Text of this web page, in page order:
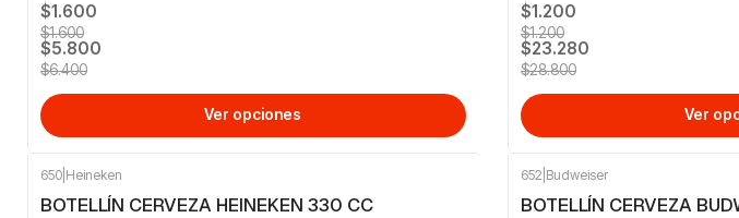
$1.600
$1.600
$5.800
$6.400
Ver opciones
$1.200
$1.200
$23.280
$28.800
Ver
OFF
650 Heineken
BOTELLÍN CERVEZA HEINEKEN 330 CC
OFF
652 Budweiser
BOTELLÍN CERVEZA